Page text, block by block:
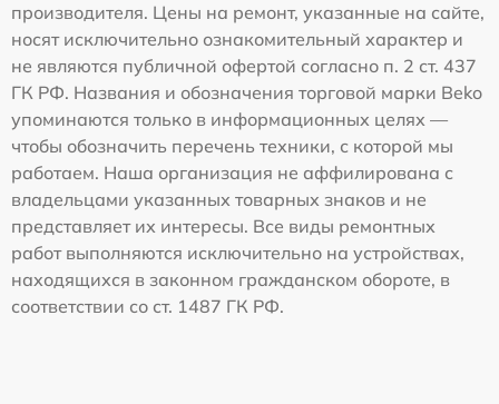
производителя. Цены на ремонт, указанные на сайте,
носят исключительно ознакомительный характер и
не являются публичной офертой согласно п. 2 ст. 437
ГК РФ. Названия и обозначения торговой марки Beko
упоминаются только в информационных целях —
чтобы обозначить перечень техники, с которой мы
работаем. Наша организация не аффилирована с
владельцами указанных товарных знаков и не
представляет их интересы. Все виды ремонтных
работ выполняются исключительно на устройствах,
находящихся в законном гражданском обороте, в
соответствии со ст. 1487 ГК РФ.